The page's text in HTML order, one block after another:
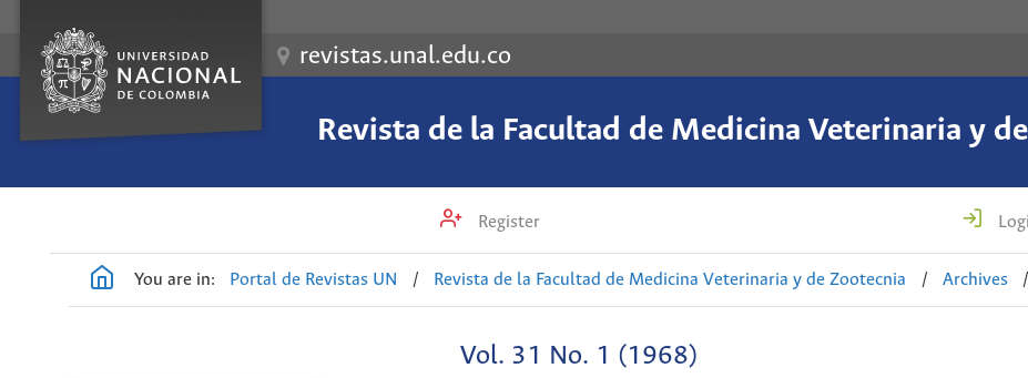
revistas.unal.edu.co
Revista de la Facultad de Medicina Veterinaria y
Register
You are in: Portal de Revistas UN / Revista de la Facultad de Medicina Veterinaria y de Zootecnia / Archives /
Vol. 31 No. 1 (1968)